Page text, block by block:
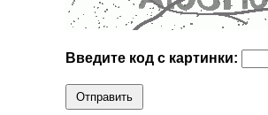
Введите код с картинки:
Отправить